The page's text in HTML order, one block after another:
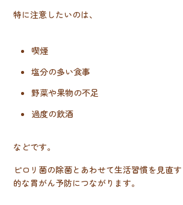
特に注意したいのは、
喫煙
塩分の多い食事
野菜や果物の不足
過度の飲酒
などです。
ピロリ菌の除菌とあわせて生活習慣を見直
的な胃がん予防につながります。